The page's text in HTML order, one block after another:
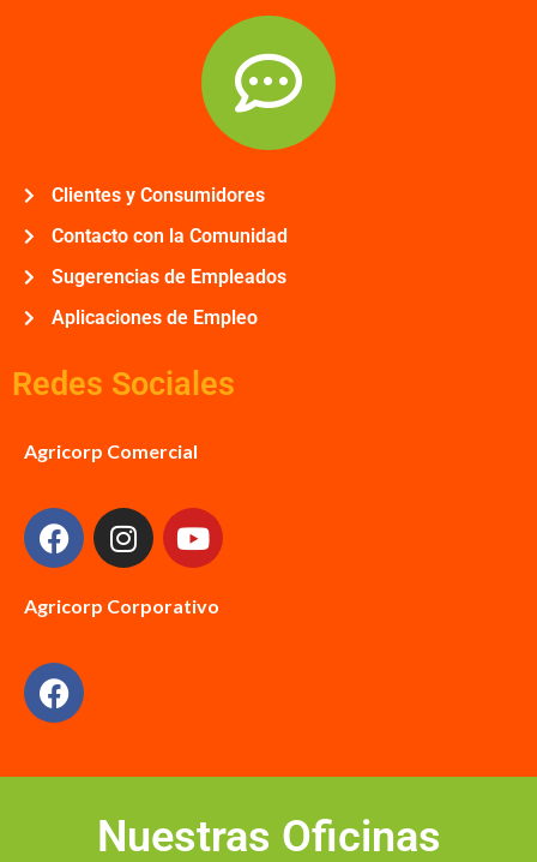
Clientes y Consumidores
Contacto con la Comunidad
Sugerencias de Empleados
Aplicaciones de Empleo
Redes Sociales
Agricorp Comercial
Agricorp Corporativo
Nuestras Oficinas